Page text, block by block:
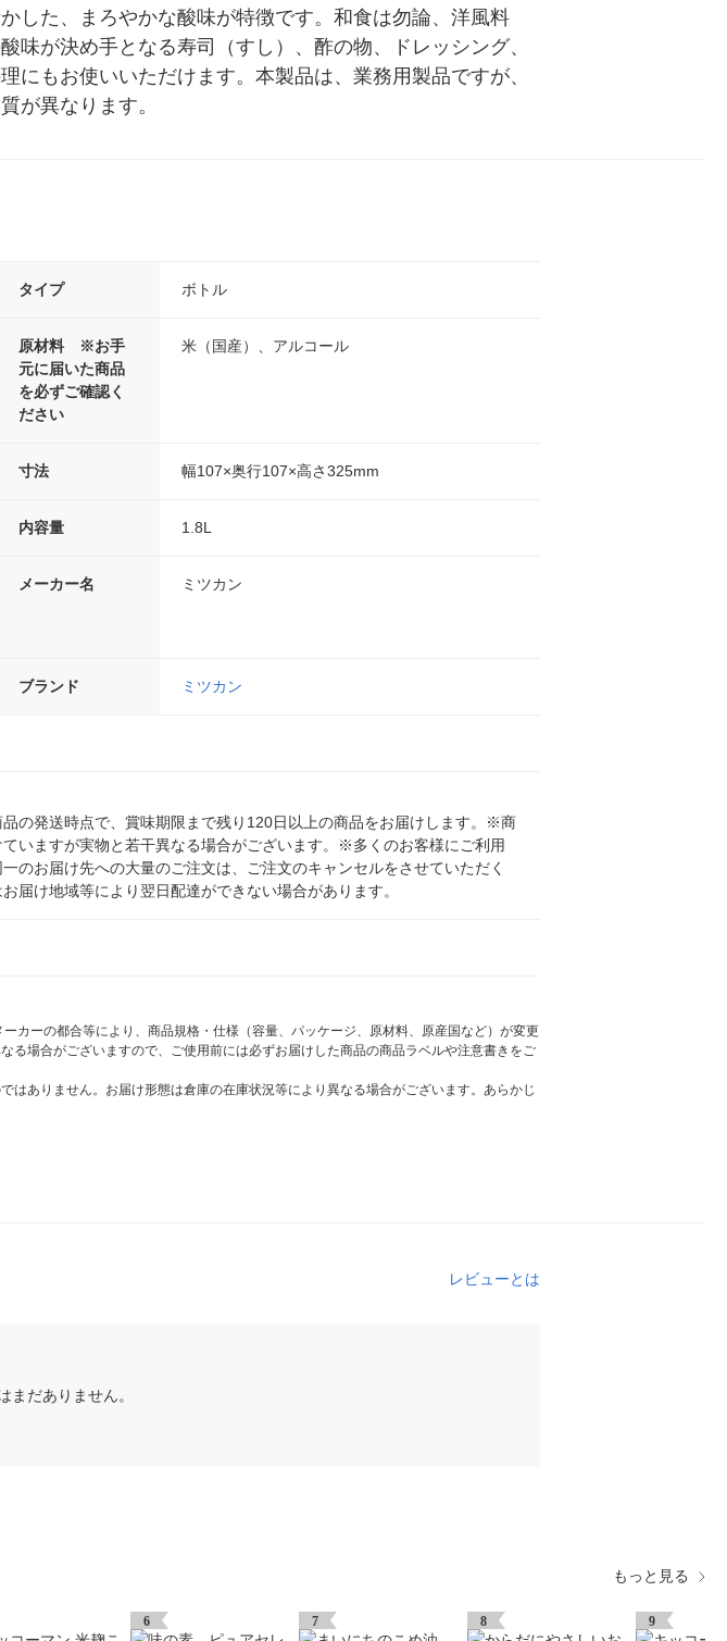
した、まろやかな酸味が特徴です。和食は勿論、洋風料
が決め手となる寿司（すし）、酢の物、ドレッシング、
もお使いいただけます。本製品は、業務用製品ですが、
が異なります。
タイプ ボトル
原材料 ※お手
元に届いた商品
を必ずご確認く
ださい
米（国産）、アルコール
寸法 幅107×奥行107×高さ325mm
内容量 1.8L
メーカー名 ミツカン
ブランド ミツカン
の発送時点で、賞味期限まで残り120日以上の商品をお届けします。※商
いますが実物と若干異なる場合がございます。※多くのお客様にご利用
のお届け先への大量のご注文は、ご注文のキャンセルをさせていただく
け地域等により翌日配達ができない場合があります。
カーの都合等により、商品規格・仕様（容量、パッケージ、原材料、原産国など）が変更
場合がございますので、ご使用前には必ずお届けした商品の商品ラベルや注意書きをご
ありません。お届け形態は倉庫の在庫状況等により異なる場合がございます。あらかじ
レビューとは
まだありません。
もっと見る
6 7 8 9